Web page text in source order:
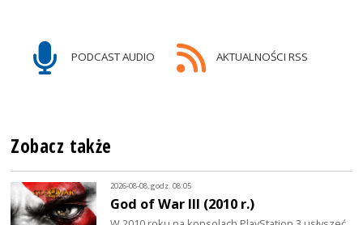
PODCAST AUDIO AKTUALNOŚCI RSS
Zobacz także
2026-08-08, godz. 08:05
God of War III (2010 r.)